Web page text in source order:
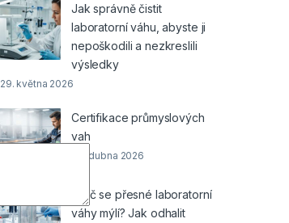
Jak správně čistit
laboratorní váhu, abyste ji
nepoškodili a nezkreslili
výsledky
29. května 2026
Certifikace průmyslových
vah
30. dubna 2026
Proč se přesné laboratorní
váhy mýlí? Jak odhalit